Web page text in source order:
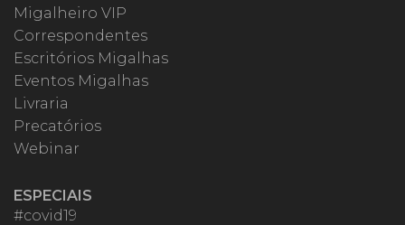
Migalheiro VIP
Correspondentes
Escritórios Migalhas
Eventos Migalhas
Livraria
Precatórios
Webinar
ESPECIAIS
#covid19